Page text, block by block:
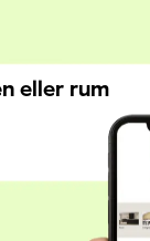
eller rum